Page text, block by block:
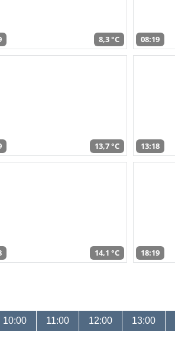
8,3 °C 08:19
13,7 °C 13:18
14,1 °C 18:19
10:00 11:00 12:00 13:00